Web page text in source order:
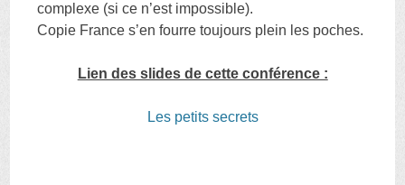
complexe (si ce n’est impossible).
Copie France s’en fourre toujours plein les poches.
Lien des slides de cette conférence :
Les petits secrets